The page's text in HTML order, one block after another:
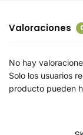
Valoraciones
No hay
Solo los usuarios
producto pueden